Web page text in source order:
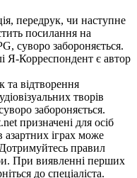
передрук, чи наступне
посилання на
суворо забороняється.
Я-Корреспондент є автор
та відтворення
творів
забороняється.
призначені для осіб
іграх може
правил
При виявленні перших
до спеціаліста.